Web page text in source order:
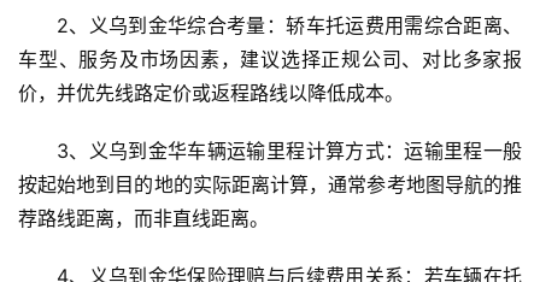
2、义乌到金华综合考量：轿车托运费用需综合距离、
车型、服务及市场因素，建议选择正规公司、对比多家报
价，并优先线路定价或返程路线以降低成本。
3、义乌到金华车辆运输里程计算方式：运输里程一般
按起始地到目的地的实际距离计算，通常参考地图导航的推
荐路线距离，而非直线距离。
4、义乌到金华保险理赔与后续费用关系：若车辆在托